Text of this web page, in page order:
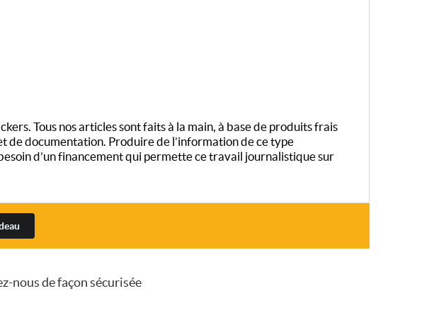
Tous nos articles sont faits à la main, à base de produits frais
de documentation. Produire de l’information de ce type
d’un financement qui permette ce travail journalistique sur
nous de façon sécurisée